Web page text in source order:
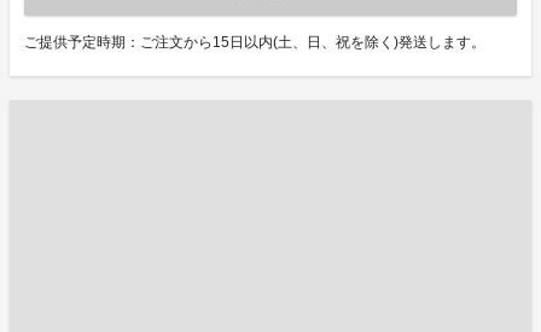
ご提供予定時期：ご注文から15日以内(土、日、祝を除く)発送します。